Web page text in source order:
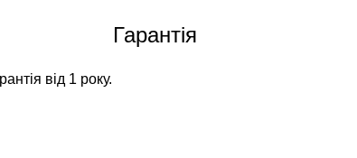
Гарантія
від 1 року.